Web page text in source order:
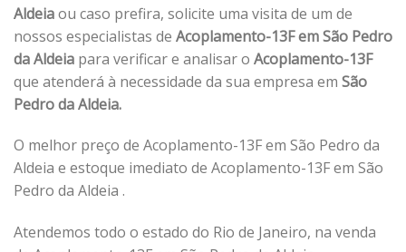
Aldeiaou caso prefira, solicite uma visita de um de
nossos especialistas de Acoplamento-13F em São Pedro
da Aldeia para verificar e analisar o Acoplamento-13F
que atenderá à necessidade da sua empresa em São
Pedro da Aldeia.
O melhor preço de Acoplamento-13F em São Pedro da
Aldeia e estoque imediato de Acoplamento-13F em São
Pedro da Aldeia .
Atendemos todo o estado do Rio de Janeiro, na venda